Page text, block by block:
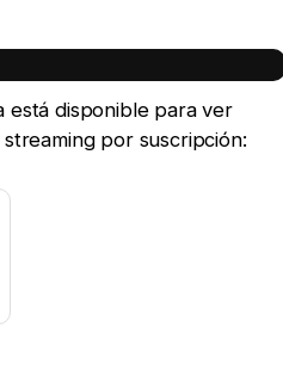
está disponible para ver
por suscripción: